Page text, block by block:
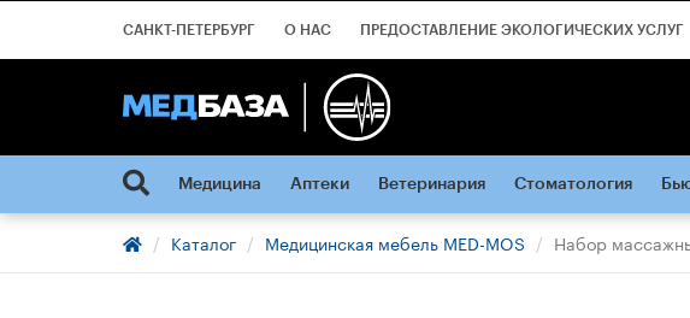
САНКТ-ПЕТЕРБУРГ О НАС ПРЕДОСТАВЛЕНИЕ ЭКОЛОГИЧЕСКИХ УСЛУГ
Медицина Аптеки Ветеринария Стоматология
Каталог Медицинская мебель MED-MOS Набор